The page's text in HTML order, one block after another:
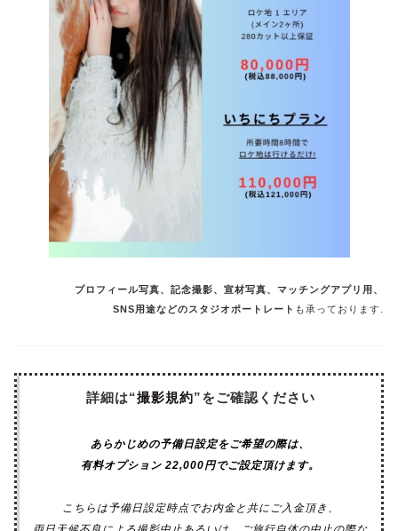
プロフィール写真、記念撮影、宣材写真、マッチングアプリ用、
SNS用途などのスタジオポートレート も承っております.
詳細は“撮影規約”をご確認ください
あらかじめの予備日設定をご希望の際は、
有料オプション 22,000円でご設定頂けます。
こちらは予備日設定時点でお内金と共にご入金頂き、